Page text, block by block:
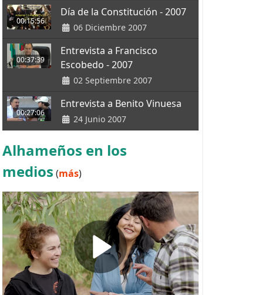
00:15:56
Día de la Constitución - 2007
06 Diciembre 2007
00:37:39
Entrevista a Francisco
Escobedo - 2007
02 Septiembre 2007
00:27:06
Entrevista a Benito Vinuesa
24 Junio 2007
Alhameños en los
medios (más)